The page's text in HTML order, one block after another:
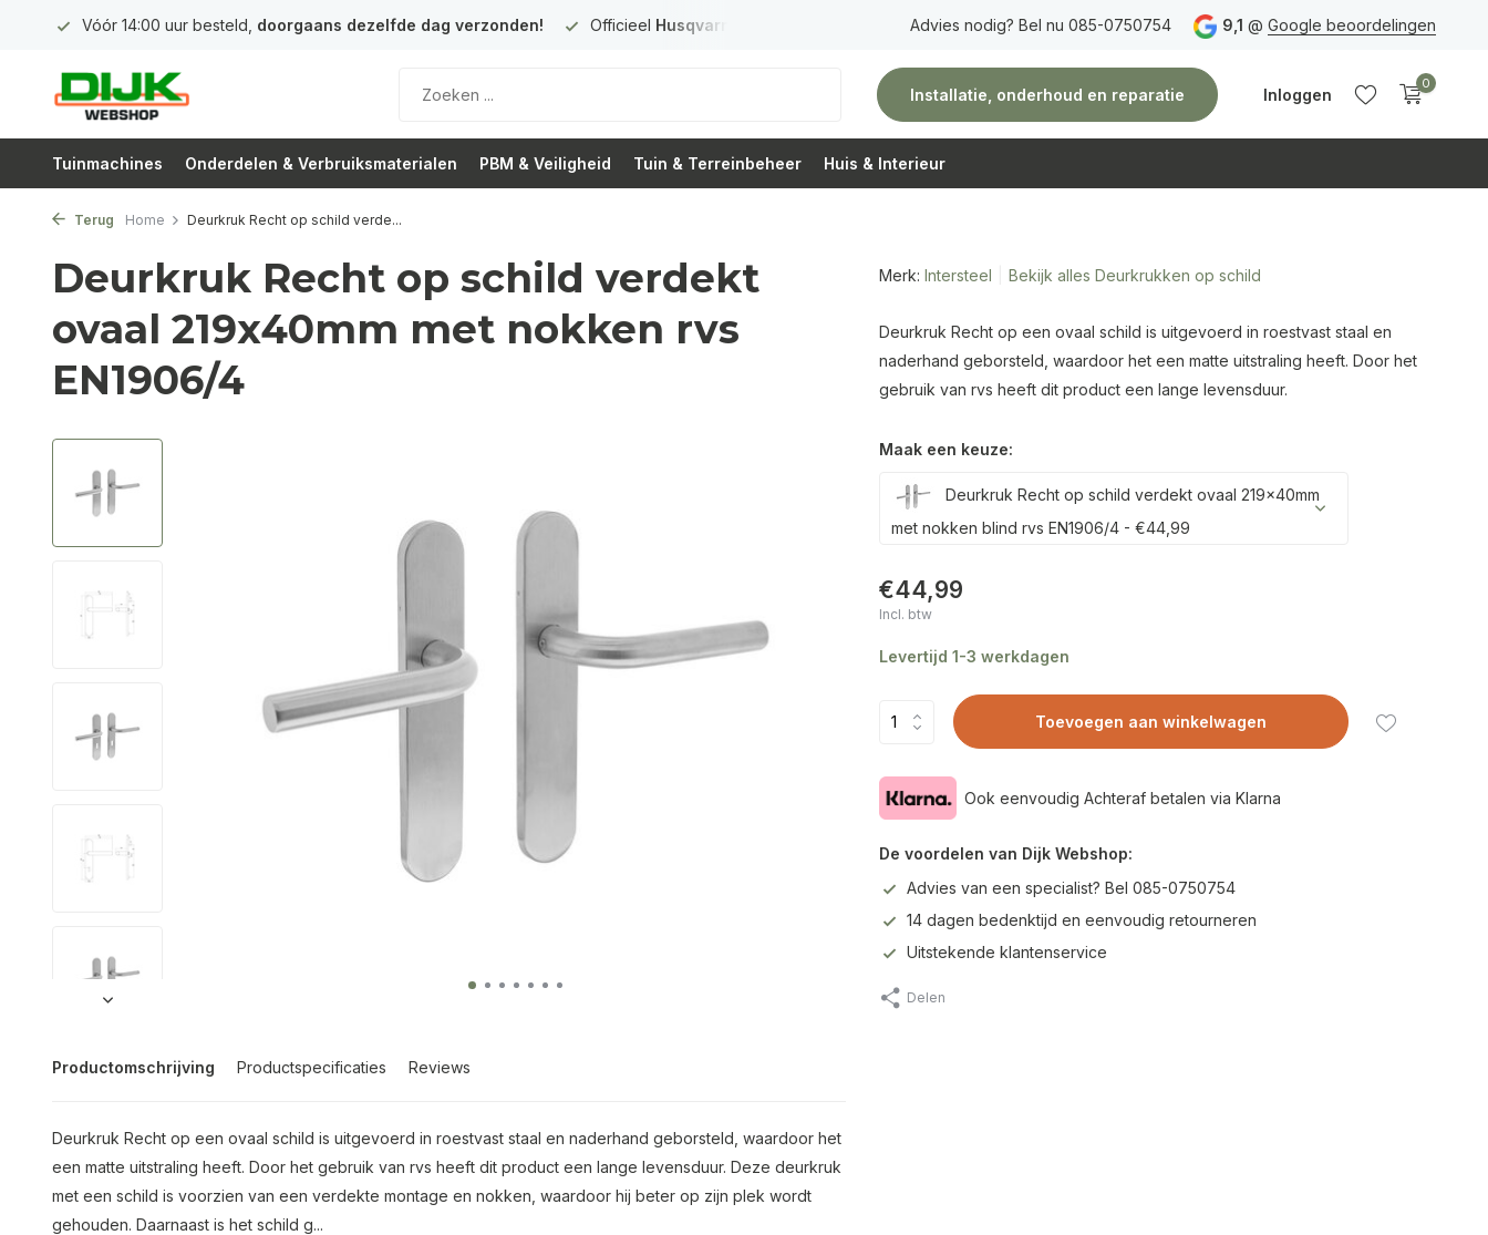
Vóór 14:00 uur besteld, doorgaans dezelfde dag verzonden! Officieel Husqvarna Premium Dealer in Nederland Gratis verzendingvanaf 150 euro Vóór 14:00 uur besteld,
Advies nodig? Bel nu 085-0750754 9,1 @ Google beoordelingen
Installatie, onderhoud en reparatie Inloggen
aanmaken
Account
0
Tuinmachines Onderdelen & Verbruiksmaterialen PBM & Veiligheid Tuin & Terreinbeheer Huis & Interieur
Terug Home Deurkruk Recht op schild verde...
Deurkruk Recht op schild verdekt
ovaal 219x40mm met nokken rvs
EN1906/4
Productomschrijving Productspecificaties Reviews
Deurkruk Recht op een ovaal schild is uitgevoerd in roestvast staal en naderhand geborsteld, waardoor het
een matte uitstraling heeft. Door het gebruik van rvs heeft dit product een lange levensduur. Deze deurkruk
met een schild is voorzien van een verdekte montage en nokken, waardoor hij beter op zijn plek wordt
gehouden. Daarnaast is het schild g...
Merk: Intersteel Bekijk alles Deurkrukken op schild
Deurkruk Recht op een ovaal schild is uitgevoerd in roestvast staal en
naderhand geborsteld, waardoor het een matte uitstraling heeft. Door het
gebruik van rvs heeft dit product een lange levensduur.
Maak een keuze:
Deurkruk Recht op schild verdekt ovaal 219x40mm
met nokken blind rvs EN1906/4 - €44,99
€44,99
Incl. btw
Levertijd 1-3 werkdagen
Toevoegen aan winkelwagen
Ook eenvoudig Achteraf betalen via Klarna
De voordelen van Dijk Webshop:
Advies van een specialist? Bel 085-0750754
14 dagen bedenktijd en eenvoudig retourneren
Uitstekende klantenservice
Delen